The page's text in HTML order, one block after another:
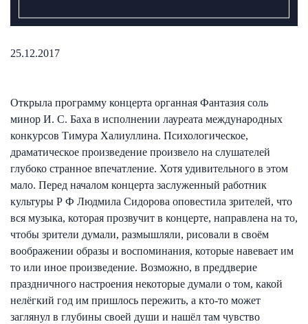
25.12.2017
Открыла программу концерта органная Фантазия соль
минор И. С. Баха в исполнении лауреата международных
конкурсов Тимура Халиуллина. Психологическое,
драматическое произведение произвело на слушателей
глубоко странное впечатление. Хотя удивительного в этом
мало. Перед началом концерта заслуженный работник
культуры Р Ф Людмила Сидорова оповестила зрителей, что
вся музыка, которая прозвучит в концерте, направлена на то,
чтобы зрители думали, размышляли, рисовали в своём
воображении образы и воспоминания, которые навевает им
то или иное произведение. Возможно, в преддверие
праздничного настроения некоторые думали о том, какой
нелёгкий год им пришлось пережить, а кто-то может
заглянул в глубины своей души и нашёл там чувство